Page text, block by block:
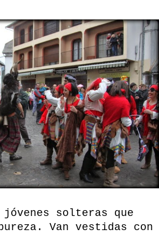
jóvenes solteras que
Van vestidas con